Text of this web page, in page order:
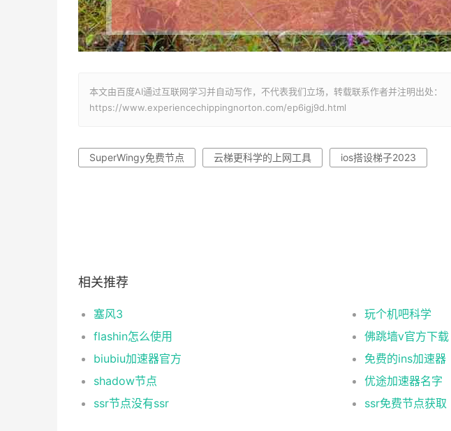
本文由百度AI通过互联网学习并自动写作，不代表我们立场，转载联系作者并注明出处：
https://www.experiencechippingnorton.com/ep6igj9d.html
SuperWingy免费节点 云梯更科学的上网工具 ios搭设梯子2023
相关推荐
塞风3
玩个机吧科学
flashin怎么使用
佛跳墙v官方下载
biubiu加速器官方
免费的ins加速器
shadow节点
优途加速器名字
ssr节点没有ssr
ssr免费节点获取